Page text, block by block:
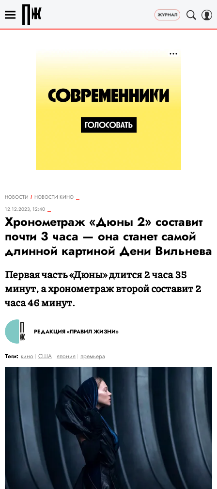
НОВОСТИ
НОВОСТИ КИНО
12.12.2023, 12:40
Хронометраж «Дюны 2» составит
почти 3 часа — она станет самой
длинной картиной Дени Вильнева
Первая часть «Дюны» длится 2 часа 35
минут, а хронометраж второй составит 2
часа 46 минут.
РЕДАКЦИЯ «ПРАВИЛ ЖИЗНИ»
Теги: кино США япония премьера